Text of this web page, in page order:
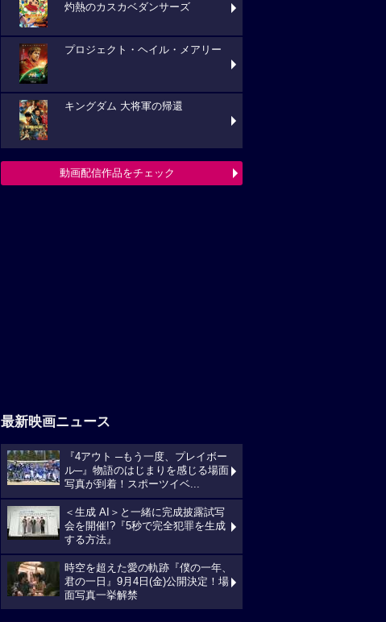
灼熱のカスカベダンサーズ
プロジェクト・ヘイル・メアリー
キングダム 大将軍の帰還
動画配信作品をチェック
最新映画ニュース
『4アウト ─もう一度、プレイボー
ル─』物語のはじまりを感じる場面
写真が到着！スポーツイベ...
＜生成 AI＞と一緒に完成披露試写
会を開催!?『5秒で完全犯罪を生成
する方法』
時空を超えた愛の軌跡『僕の一年、
君の一日』9月4日(金)公開決定！場
面写真一挙解禁